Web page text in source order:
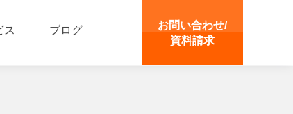
ス ブログ
お問い合わせ/
資料請求